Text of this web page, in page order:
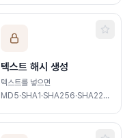
텍스트 해시 생성
텍스트를 넣으면
Hex·Base64·Binary 출력